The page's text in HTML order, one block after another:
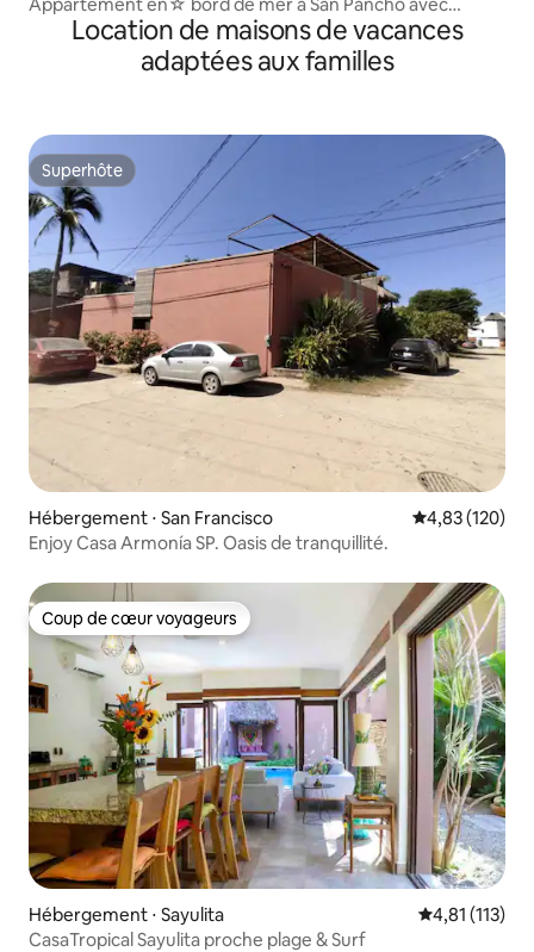
piscine et jacuzzi☆☀
Location de maisons de vacances
adaptées aux familles
Superhôte
Superhôte
Hébergement ⋅ San Francisco Évaluation
4,83 (120)
Enjoy Casa Armonía SP. Oasis de tranquillité.
Coup de cœur voyageurs
Coup de cœur voyageurs
Hébergement ⋅ Sayulita Évaluation
4,81 (113)
CasaTropical Sayulita proche plage & Surf